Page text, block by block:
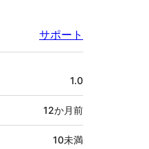
サポート
1.0
12か月前
10未満